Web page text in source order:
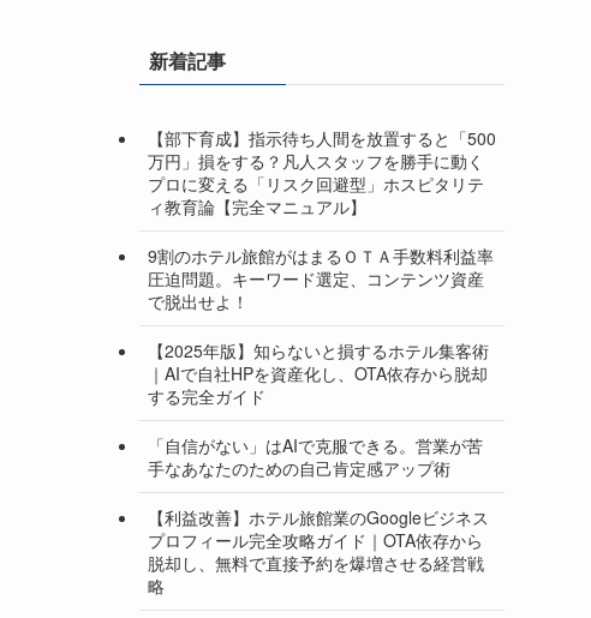
新着記事
【部下育成】指示待ち人間を放置すると「500
万円」損をする？凡人スタッフを勝手に動く
プロに変える「リスク回避型」ホスピタリテ
ィ教育論【完全マニュアル】
9割のホテル旅館がはまるＯＴＡ手数料利益率
圧迫問題。キーワード選定、コンテンツ資産
で脱出せよ！
【2025年版】知らないと損するホテル集客術
｜AIで自社HPを資産化し、OTA依存から脱却
する完全ガイド
「自信がない」はAIで克服できる。営業が苦
手なあなたのための自己肯定感アップ術
【利益改善】ホテル旅館業のGoogleビジネス
プロフィール完全攻略ガイド｜OTA依存から
脱却し、無料で直接予約を爆増させる経営戦
略